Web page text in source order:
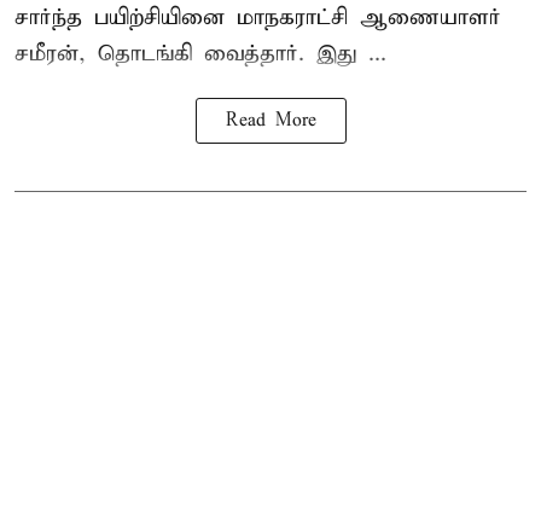
சார்ந்த பயிற்சியினை மாநகராட்சி ஆணையாளர்
சமீரன், தொடங்கி வைத்தார். இது ...
Read More